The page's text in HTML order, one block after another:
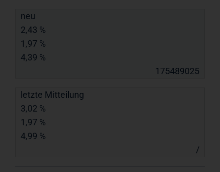
neu
2,43 %
1,97 %
4,39 %
175489025
letzte Mitteilung
3,02 %
1,97 %
4,99 %
/